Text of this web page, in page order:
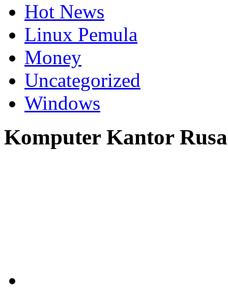
Hot News
Linux Pemula
Money
Uncategorized
Windows
Komputer Kantor